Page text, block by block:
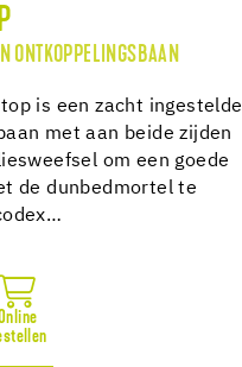
ONTKOPPELINGSBAAN
is een zacht ingestelde
met aan beide zijden
om een goede
de dunbedmortel te